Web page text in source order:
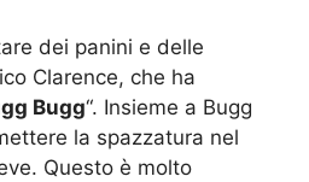
dei panini e delle
Clarence, che ha
Bugg“. Insieme a Bugg
la spazzatura nel
Questo è molto